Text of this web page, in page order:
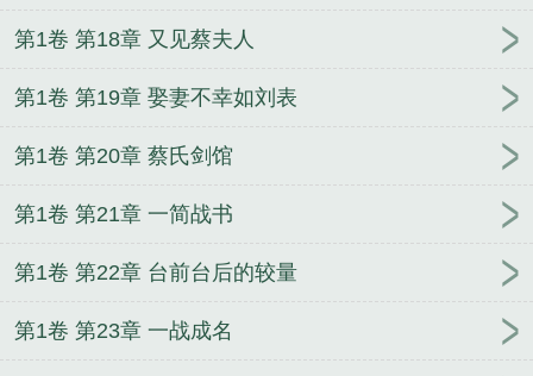
第1卷 第18章 又见蔡夫人
第1卷 第19章 娶妻不幸如刘表
第1卷 第20章 蔡氏剑馆
第1卷 第21章 一简战书
第1卷 第22章 台前台后的较量
第1卷 第23章 一战成名